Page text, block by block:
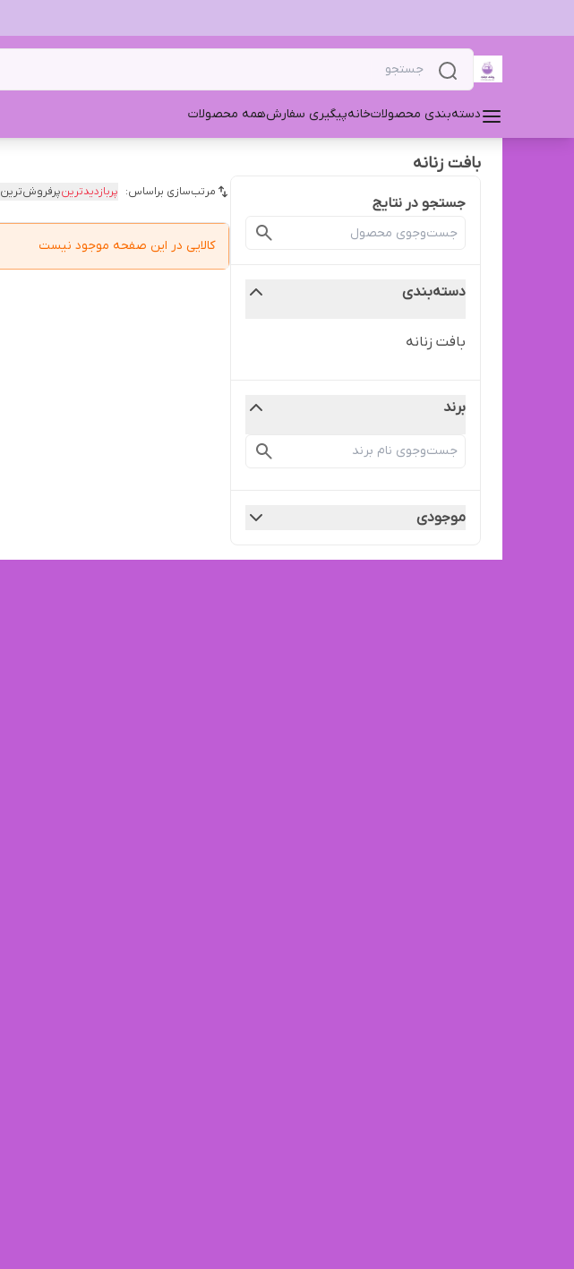
دسته‌بندی محصولاتخانهپیگیری سفارشهمه محصولات
بافت زنانه
جستجو در نتایج
دسته‌بندی
بافت زنانه
برند
موجودی
مرتب‌سازی براساس: پربازدیدترینپرفروش‌ترین
کالایی در این صفحه موجود نیست